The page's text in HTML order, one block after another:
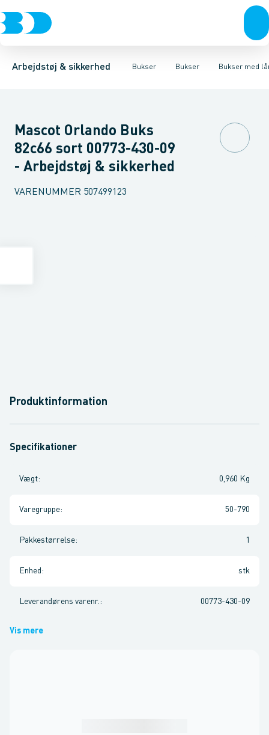
Arbejdstøj & sikkerhed Bukser
Trøjer & t-shirtsBukser Overtøj & huer Undertøj & sokkerSko
Bukser
BukserKnickers & Shorts OverallsKedeldragter Knæskånere
Bukser med
Bukser med hængelommer Bukser med lårlommer
Mascot Orlando Buks
82c66 sort 00773-430-09
- Arbejdstøj & sikkerhed
VARENUMMER 507499123
Produktinformation
Specifikationer
Vægt: 0,960 Kg
Varegruppe: 50-790
Pakkestørrelse: 1
Enhed : stk
Leverandørens varenr. : 00773-430-09
Vis mere